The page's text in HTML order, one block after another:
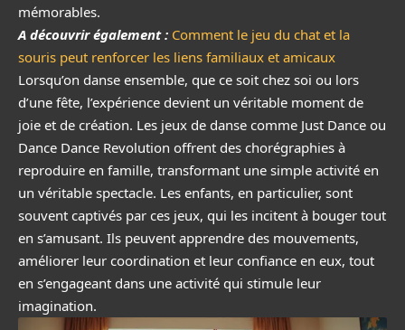
mémorables.
A découvrir également : Comment le jeu du chat et la
souris peut renforcer les liens familiaux et amicaux
Lorsqu’on danse ensemble, que ce soit chez soi ou lors
d’une fête, l’expérience devient un véritable moment de
joie et de création. Les jeux de danse comme Just Dance ou
Dance Dance Revolution offrent des chorégraphies à
reproduire en famille, transformant une simple activité en
un véritable spectacle. Les enfants, en particulier, sont
souvent captivés par ces jeux, qui les incitent à bouger tout
en s’amusant. Ils peuvent apprendre des mouvements,
améliorer leur coordination et leur confiance en eux, tout
en s’engageant dans une activité qui stimule leur
imagination.